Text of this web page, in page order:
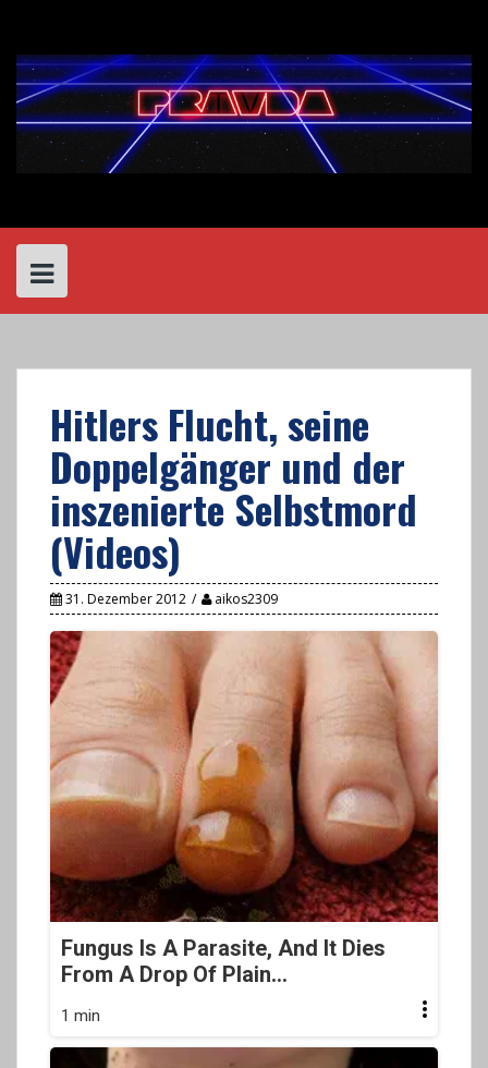
content
Hitlers Flucht, seine
Doppelgänger und der
inszenierte Selbstmord
(Videos)
31. Dezember 2012 aikos2309
Fungus Is A Parasite, And It Dies
From A Drop Of Plain...
1 min